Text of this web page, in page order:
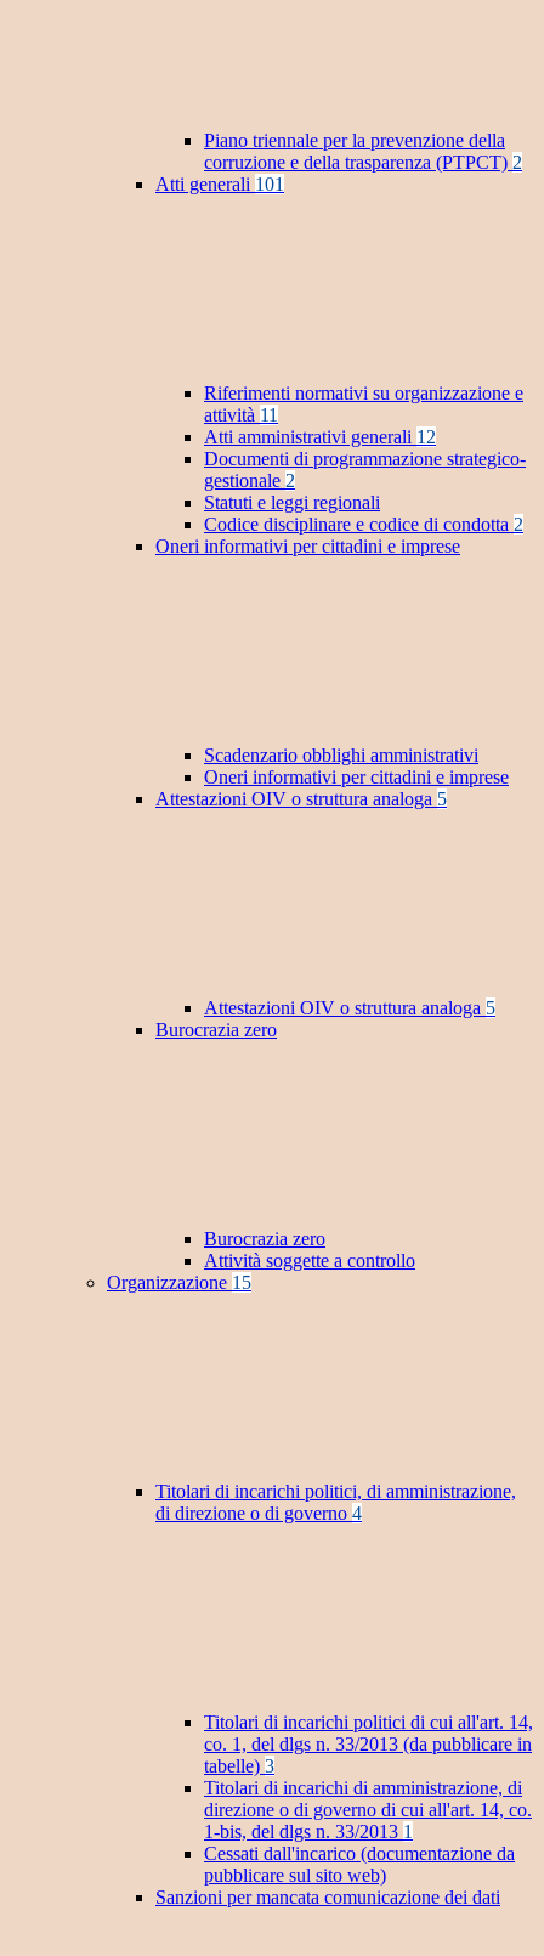
Piano triennale per la prevenzione della
corruzione e della trasparenza (PTPCT) 2
Atti generali 101
Riferimenti normativi su organizzazione e
attività 11
Atti amministrativi generali 12
Documenti di programmazione strategico-
gestionale 2
Statuti e leggi regionali
Codice disciplinare e codice di condotta 2
Oneri informativi per cittadini e imprese
Scadenzario obblighi amministrativi
Oneri informativi per cittadini e imprese
Attestazioni OIV o struttura analoga 5
Attestazioni OIV o struttura analoga 5
Burocrazia zero
Burocrazia zero
Attività soggette a controllo
Organizzazione 15
Titolari di incarichi politici, di amministrazione,
di direzione o di governo 4
Titolari di incarichi politici di cui all'art. 14,
co. 1, del dlgs n. 33/2013 (da pubblicare in
tabelle) 3
Titolari di incarichi di amministrazione, di
direzione o di governo di cui all'art. 14, co.
1-bis, del dlgs n. 33/2013 1
Cessati dall'incarico (documentazione da
pubblicare sul sito web)
Sanzioni per mancata comunicazione dei dati